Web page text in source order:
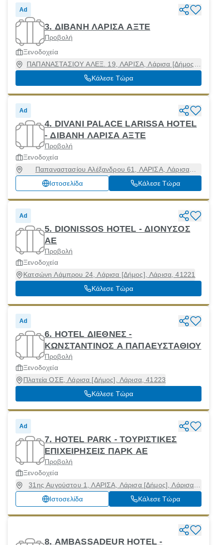
Ad
3. ΔΙΒΑΝΗ ΛΑΡΙΣΑ ΑΞΤΕ
Προβολή
Ξενοδοχεία
ΠΑΠΑΝΑΣΤΑΣΙΟΥ ΑΛΕΞ. 19, ΛΑΡΙΣΑ, Λάρισα [Δήμος],
Λάρισα, 41223
Κάλεσε Τώρα
Ad
4. DIVANI PALACE LARISSA HOTEL
- ΔΙΒΑΝΗ ΛΑΡΙΣΑ ΑΞΤΕ
Προβολή
Ξενοδοχεία
Παπαναστασίου Αλέξανδρου 61, ΛΑΡΙΣΑ, Λάρισα
[Δήμος], Λάρισα, 41223
Ιστοσελίδα Κάλεσε Τώρα
Ad
5. DIONISSOS HOTEL - ΔΙΟΝΥΣΟΣ
ΑΕ
Προβολή
Ξενοδοχεία
Κατσώνη Λάμπρου 24, Λάρισα [Δήμος], Λάρισα, 41221
Κάλεσε Τώρα
Ad
6. HOTEL ΔΙΕΘΝΕΣ -
ΚΩΝΣΤΑΝΤΙΝΟΣ Α ΠΑΠΑΕΥΣΤΑΘΙΟΥ
Προβολή
Ξενοδοχεία
Πλατεία ΟΣΕ, Λάρισα [Δήμος], Λάρισα, 41223
Κάλεσε Τώρα
Ad
7. HOTEL PARK - ΤΟΥΡΙΣΤΙΚΕΣ
ΕΠΙΧΕΙΡΗΣΕΙΣ ΠΑΡΚ ΑΕ
Προβολή
Ξενοδοχεία
31ης Αυγούστου 1, ΛΑΡΙΣΑ, Λάρισα [Δήμος], Λάρισα,
41221
Ιστοσελίδα Κάλεσε Τώρα
8. AMBASSADEUR HOTEL -